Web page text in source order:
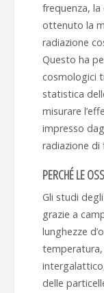
frequenza, la
ottenuto la
radiazione
Questo ha
cosmologici
statistica
misurare
impresso
radiazione di
PERCHÉ LE
Gli studi
grazie a
lunghezze
delle